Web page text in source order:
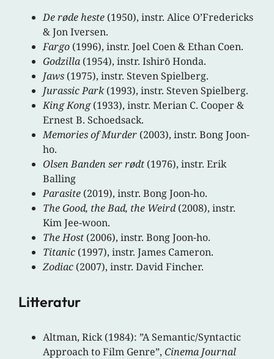
De røde heste (1950), instr. Alice O’Fredericks
& Jon Iversen.
Fargo (1996), instr. Joel Coen & Ethan Coen.
Godzilla (1954), instr. Ishirō Honda.
Jaws (1975), instr. Steven Spielberg.
Jurassic Park(1993), instr. Steven Spielberg.
King Kong(1933), instr. Merian C. Cooper &
Ernest B. Schoedsack.
Memories of Murder (2003), instr. Bong Joon-
ho.
Olsen Banden ser rødt (1976), instr. Erik
Balling
Parasite (2019), instr. Bong Joon-ho.
The Good, the Bad, the Weird(2008), instr.
Kim Jee-woon.
The Host (2006), instr. Bong Joon-ho.
Titanic (1997), instr. James Cameron.
Zodiac (2007), instr. David Fincher.
Litteratur
Altman, Rick (1984): ”A Semantic/Syntactic
Approach to Film Genre”,Cinema Journal